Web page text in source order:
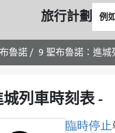
旅行計劃
起
始
位
置
魯諾 9 聖布魯諾：進城
列車時刻表 -
臨時停止